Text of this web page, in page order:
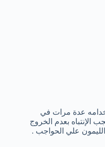
عدة مرات في
الإنتباه بعدم الخروج
علي الحواجب .